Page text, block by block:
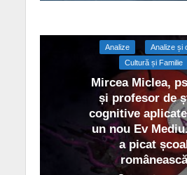
Analize
Analize și
Cultură și Familie
Mircea Miclea,
și profesor de
cognitive
un nou Ev
a picat